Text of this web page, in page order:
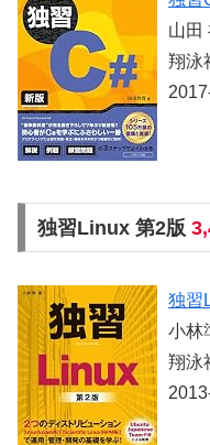
山田
翔泳
独習Linux 第2版
独習
小林
翔泳